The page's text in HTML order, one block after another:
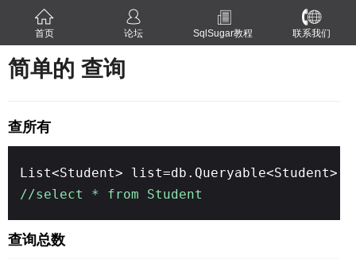
首页 论坛 SqlSugar教程 联系我们
简单的 查询
查所有
List<Student>
//select * from Student
查询总数